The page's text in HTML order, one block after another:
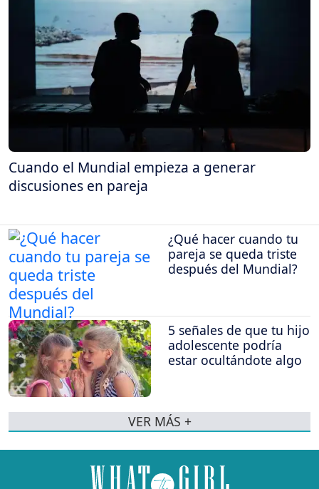
Cuando el Mundial empieza a generar
discusiones en pareja
¿Qué hacer cuando tu
pareja se queda triste
después del Mundial?
5 señales de que tu hijo
adolescente podría
estar ocultándote algo
VER MÁS +